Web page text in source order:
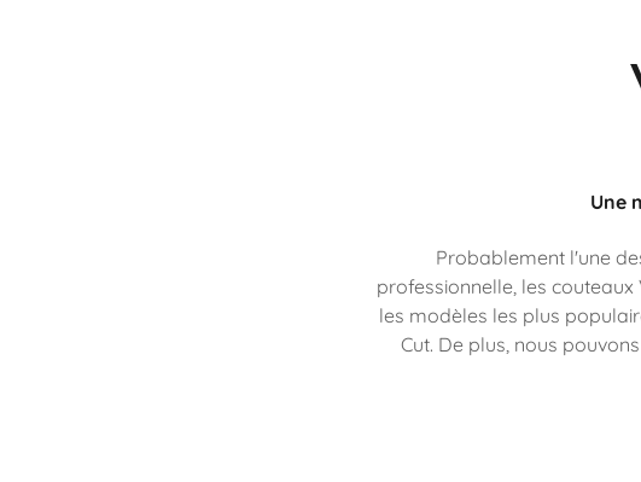
Une
Probablement l'une
professionnelle, les
les modèles les plus
Cut. De plus, nous